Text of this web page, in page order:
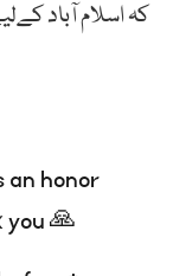
کہ اسلام آباد
an honor
you 🙏